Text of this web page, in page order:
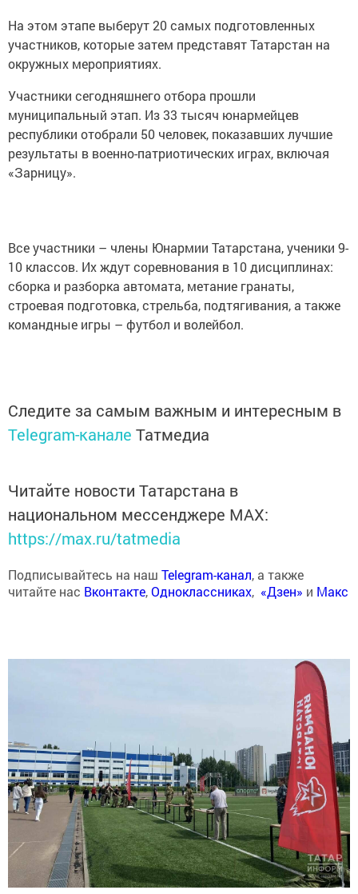
На этом этапе выберут 20 самых подготовленных
участников, которые затем представят Татарстан на
окружных мероприятиях.
Участники сегодняшнего отбора прошли
муниципальный этап. Из 33 тысяч юнармейцев
республики отобрали 50 человек, показавших лучшие
результаты в военно-патриотических играх, включая
«Зарницу».
Все участники – члены Юнармии Татарстана, ученики 9-
10 классов. Их ждут соревнования в 10 дисциплинах:
сборка и разборка автомата, метание гранаты,
строевая подготовка, стрельба, подтягивания, а также
командные игры – футбол и волейбол.
Следите за самым важным и интересным в
Telegram-канале Татмедиа
Читайте новости Татарстана в
национальном мессенджере MАХ:
https://max.ru/tatmedia
Подписывайтесь на наш Telegram-канал, а также
читайте нас Вконтакте,Одноклассниках, «Дзен» и Макс